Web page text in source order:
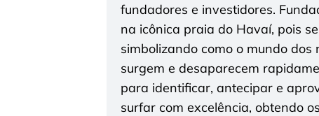
fundadores e investidores.
na icônica praia do Havaí, pois
simbolizando como o mundo
surgem e desaparecem
para identificar, antecipar e
surfar com excelência, obtendo